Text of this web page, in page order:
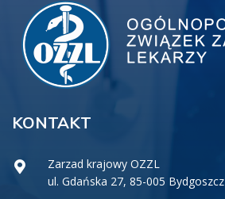
KONTAKT
Zarzad krajowy OZZL
ul. Gdańska 27, 85-005 Bydgoszcz